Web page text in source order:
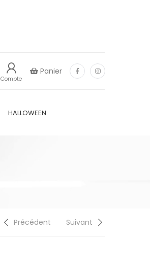
Compte
Panier
HALLOWEEN
Précédent Suivant